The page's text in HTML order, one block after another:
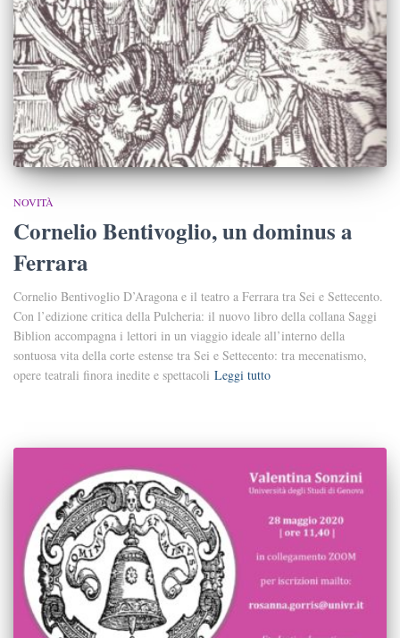
NOVITÀ
Cornelio Bentivoglio, un dominus a
Ferrara
Cornelio Bentivoglio D’Aragona e il teatro a Ferrara tra Sei e Settecento.
Con l’edizione critica della Pulcheria: il nuovo libro della collana Saggi
Biblion accompagna i lettori in un viaggio ideale all’interno della
sontuosa vita della corte estense tra Sei e Settecento: tra mecenatismo,
opere teatrali finora inedite e spettacoli Leggi tutto